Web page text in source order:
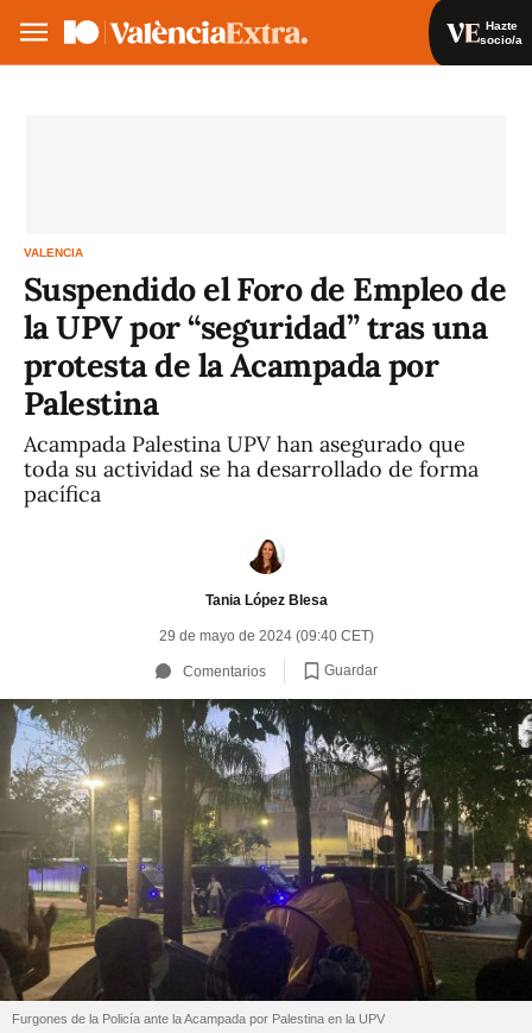
Hazte
socio/a
VALENCIA
Suspendido el Foro de Empleo de
la UPV por “seguridad” tras una
protesta de la Acampada por
Palestina
Acampada Palestina UPV han asegurado que
toda su actividad se ha desarrollado de forma
pacífica
Tania López Blesa
29 de mayo de 2024 (09:40 CET)
Comentarios Guardar
Furgones de la Policía ante la Acampada por Palestina en la UPV